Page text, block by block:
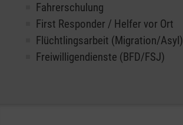
Fahrerschulung
First Responder / Helfer vor Ort
Flüchtlingsarbeit (Migration/Asyl)
Freiwilligendienste (BFD/FSJ)